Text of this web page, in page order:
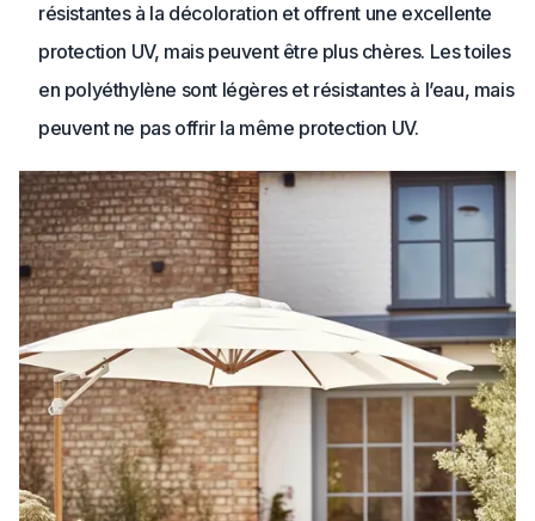
résistantes à la décoloration et offrent une excellente
protection UV, mais peuvent être plus chères. Les toiles
en polyéthylène sont légères et résistantes à l’eau, mais
peuvent ne pas offrir la même protection UV.